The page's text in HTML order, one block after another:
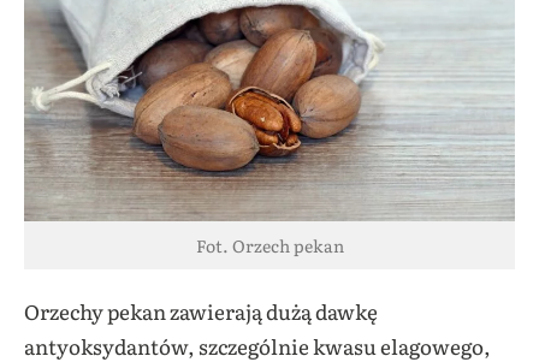
Fot. Orzech pekan
Orzechy pekan zawierają dużą dawkę
antyoksydantów, szczególnie kwasu elagowego,